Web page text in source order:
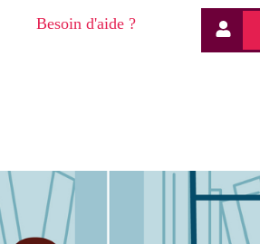
Besoin d'aide ?